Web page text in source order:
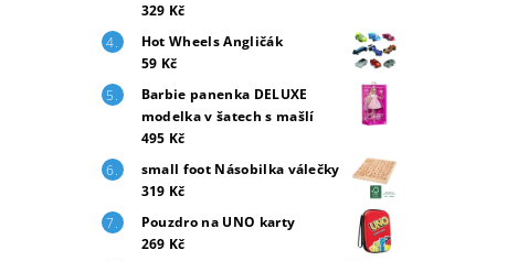
329 Kč
Hot Wheels Angličák
59 Kč
Barbie panenka DELUXE
modelka v šatech s mašlí
495 Kč
small foot Násobilka válečky
319 Kč
Pouzdro na UNO karty
269 Kč